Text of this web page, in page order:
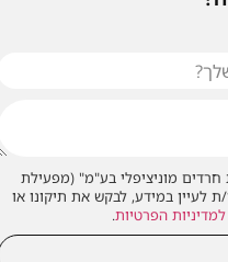
מוניציפלי בע"מ" (מפעילת
ת לעיין במידע, לבקש את תיקונו או
למדיניות הפרטיות.